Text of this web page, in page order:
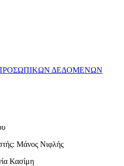
ΔΕΔΟΜΕΝΩΝ
Μάνος Νιφλής
Κασίμη